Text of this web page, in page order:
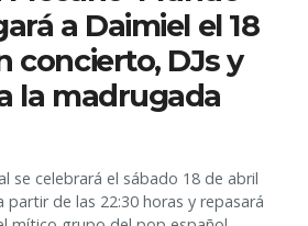
a Daimiel el 18
concierto, DJs y
la madrugada
se celebrará el sábado 18 de abril
partir de las 22:30 horas y repasará